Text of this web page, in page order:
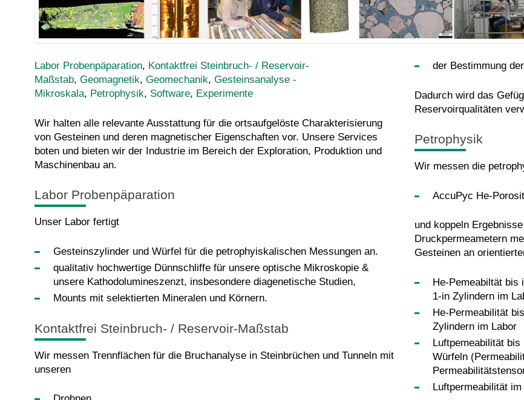
Labor Probenpäparation, Kontaktfrei Steinbruch- / Reservoir-
Maßstab, Geomagnetik, Geomechanik, Gesteinsanalyse -
Mikroskala, Petrophysik, Software, Experimente
Wir halten alle relevante Ausstattung für die ortsaufgelöste Charakterisierung
von Gesteinen und deren magnetischer Eigenschaften vor. Unsere Services
boten und bieten wir der Industrie im Bereich der Exploration, Produktion und
Maschinenbau an.
Labor Probenpäparation
Unser Labor fertigt
Gesteinszylinder und Würfel für die petrophyiskalischen Messungen an.
qualitativ hochwertige Dünnschliffe für unsere optische Mikroskopie &
unsere Kathodolumineszenzt, insbesondere diagenetische Studien,
Mounts mit selektierten Mineralen und Körnern.
Kontaktfrei Steinbruch- / Reservoir-Maßstab
Wir messen Trennflächen für die Bruchanalyse in Steinbrüchen und Tunneln mit
unseren
der Bestimmung
Dadurch wird das
Reservoirqualitäten
Petrophysik
Wir messen die
AccuPyc He-
und koppeln
Druckpermeametern
Gesteinen an
He-Pemeabiltät bis
1-in Zylindern im
He-Permeabilität
Zylindern im Labor
Luftpemeabilität
Würfeln
Luftpermeabilität